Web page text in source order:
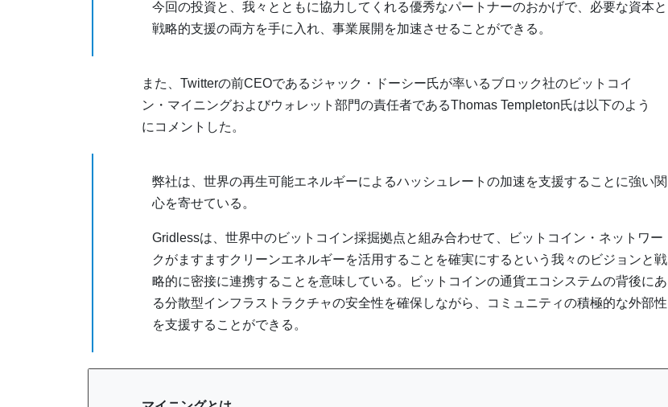
今回の投資と、我々とともに協力してくれる優秀なパートナーのおかげで、必要な資本と
戦略的支援の両方を手に入れ、事業展開を加速させることができる。
また、Twitterの前CEOであるジャック・ドーシー氏が率いるブロック社のビットコイ
ン・マイニングおよびウォレット部門の責任者であるThomas Templeton氏は以下のよう
にコメントした。
弊社は、世界の再生可能エネルギーによるハッシュレートの加速を支援することに強い関
心を寄せている。
Gridlessは、世界中のビットコイン採掘拠点と組み合わせて、ビットコイン・ネットワー
クがますますクリーンエネルギーを活用することを確実にするという我々のビジョンと戦
略的に密接に連携することを意味している。ビットコインの通貨エコシステムの背後にあ
る分散型インフラストラクチャの安全性を確保しながら、コミュニティの積極的な外部性
を支援することができる。